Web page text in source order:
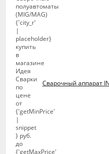
Сварочный аппарат